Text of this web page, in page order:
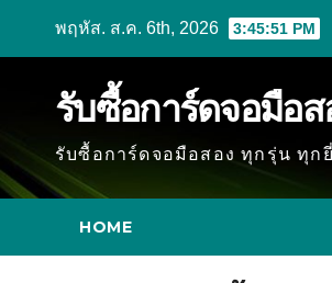
พฤหัส. ส.ค. 6th, 2026 3:45:52 PM
รับซื้อการ์ดจอมือส
รับซื้อการ์ดจอมือสอง ทุกรุ่น ทุก
HOME